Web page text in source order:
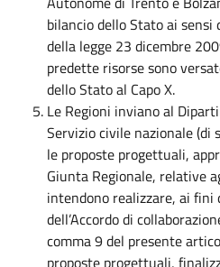
bilancio dello Stato ai sensi
della legge 23 dicembre
predette risorse sono
dello Stato al Capo X.
Le Regioni inviano al
Servizio civile nazionale (di
le proposte progettuali,
Giunta Regionale, relative
intendono realizzare, ai fini
dell’Accordo di
comma 9 del presente
proposte progettuali,